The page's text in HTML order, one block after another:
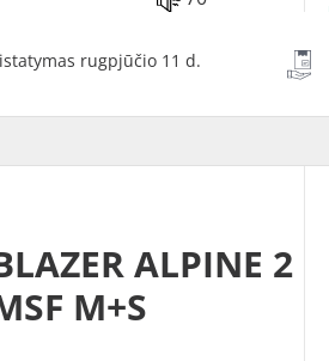
rugpjūčio 11 d.
ALPINE 2
M+S